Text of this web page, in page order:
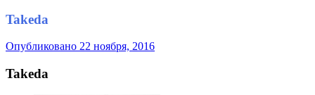
Takeda
Опубликовано 22 ноября, 2016
Takeda